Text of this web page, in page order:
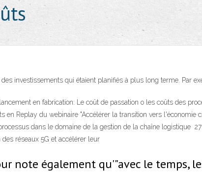
investissements qui étaient planifiés à plus long terme. Par
en fabrication: Le coût de passation o les coûts des
en Replay du webinaire "Accélérer la transition vers
dans le domaine de la gestion de la chaîne logistique
réseaux 5G et accélérer leur
note également qu'"avec le